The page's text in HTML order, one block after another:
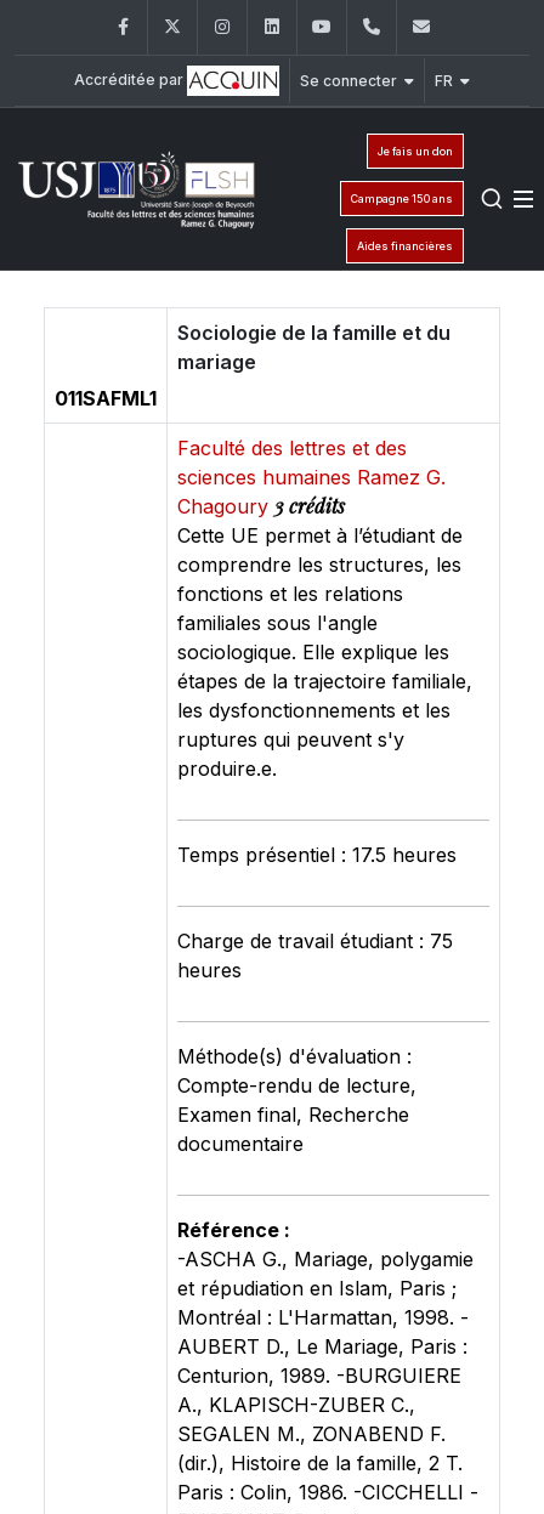
FacebookTwitter InstagramLinkedInYouTube+961 (1) 421 000
Accréditée par Se connecter FR
Je fais un don
Campagne 150 ans
Aides financières
011SAFML1
Sociologie de la famille et du
mariage
Faculté des lettres et des
sciences humaines Ramez G.
Chagoury 3 crédits
Cette UE permet à l’étudiant de
comprendre les structures, les
fonctions et les relations
familiales sous l'angle
sociologique. Elle explique les
étapes de la trajectoire familiale,
les dysfonctionnements et les
ruptures qui peuvent s'y
produire.e.
Temps présentiel : 17.5 heures
Charge de travail étudiant : 75
heures
Méthode(s) d'évaluation :
Compte-rendu de lecture,
Examen final, Recherche
documentaire
Référence :
-ASCHA G., Mariage, polygamie
et répudiation en Islam, Paris ;
Montréal : L'Harmattan, 1998. -
AUBERT D., Le Mariage, Paris :
Centurion, 1989. -BURGUIERE
A., KLAPISCH-ZUBER C.,
SEGALEN M., ZONABEND F.
(dir.), Histoire de la famille, 2 T.
Paris : Colin, 1986. -CICCHELLI -